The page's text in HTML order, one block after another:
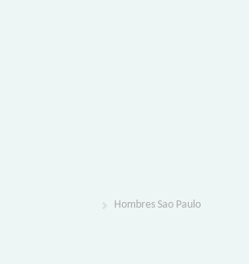
Hombres Sao Paulo